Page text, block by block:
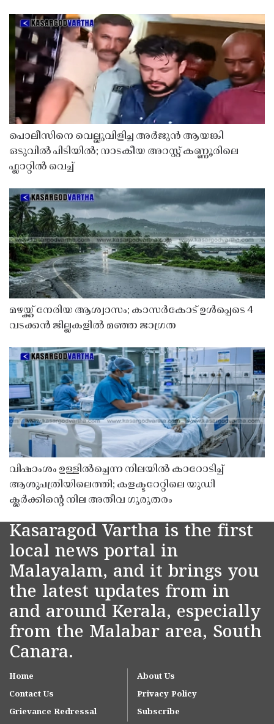
പൊലീസിനെ വെല്ലുവിളിച്ച അർജുൻ ആയങ്കി
ഒടുവിൽ പിടിയിൽ; നാടകീയ അറസ്റ്റ് കണ്ണൂരിലെ
ഫ്ലാറ്റിൽ വെച്ച്
മഴയ്ക്ക് നേരിയ ആശ്വാസം; കാസർകോട് ഉൾപ്പെടെ 4
വടക്കൻ ജില്ലകളിൽ മഞ്ഞ ജാഗ്രത
വിഷാംശം ഉള്ളിൽച്ചെന്ന നിലയിൽ കാറോടിച്ച്
ആശുപത്രിയിലെത്തി; കളക്ടറേറ്റിലെ യുഡി
ക്ലർക്കിൻ്റെ നില അതീവ ഗുരുതരം
Kasaragod Vartha is the first
local news portal in
Malayalam, and it brings you
the latest updates from in
and around Kerala, especially
from the Malabar area, South
Canara.
Home
About Us
Contact Us
Privacy Policy
Grievance Redressal
Subscribe